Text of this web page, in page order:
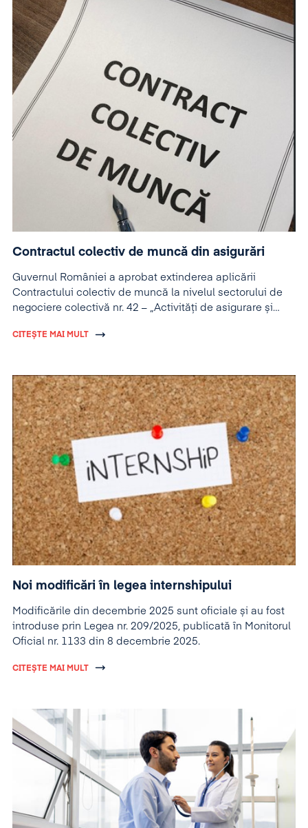
Contractul colectiv de muncă din asigurări
Guvernul României a aprobat extinderea aplicării
Contractului colectiv de muncă la nivelul sectorului de
negociere colectivă nr. 42 – „Activități de asigurare și
CITEȘTE MAI MULT
Noi modificări în legea internshipului
Modificările din decembrie 2025 sunt oficiale și au fost
introduse prin Legea nr. 209/2025, publicată în Monitorul
Oficial nr. 1133 din 8 decembrie 2025.
CITEȘTE MAI MULT